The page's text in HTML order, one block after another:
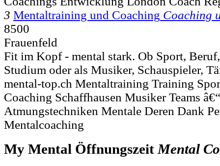
3 Mentaltraining und Coaching Coaching
8500
Frauenfeld
Fit im Kopf - mental stark. Ob Sport,
Studium oder als Musiker, Schauspieler,
mental-top.ch Mentaltraining Training
Coaching Schaffhausen Musiker Teams
Atmungstechniken Mentale Deren Dank
Mentalcoaching
My Mental Öffnungszeit Mental